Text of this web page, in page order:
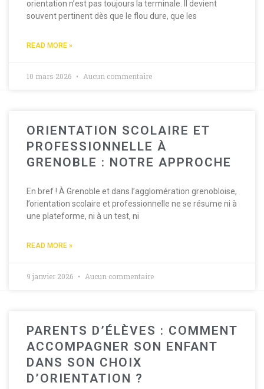
orientation n’est pas toujours la terminale. Il devient
souvent pertinent dès que le flou dure, que les
READ MORE »
10 mars 2026 Aucun commentaire
ORIENTATION SCOLAIRE ET
PROFESSIONNELLE À
GRENOBLE : NOTRE APPROCHE
En bref ! À Grenoble et dans l’agglomération grenobloise,
l’orientation scolaire et professionnelle ne se résume ni à
une plateforme, ni à un test, ni
READ MORE »
9 janvier 2026 Aucun commentaire
PARENTS D’ÉLÈVES : COMMENT
ACCOMPAGNER SON ENFANT
DANS SON CHOIX
D’ORIENTATION ?